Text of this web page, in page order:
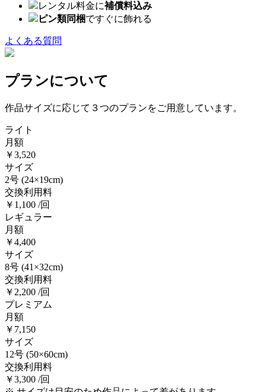
レンタル料金に補償料込み
ピン類同梱ですぐに飾れる
よくある質問
プランについて
作品サイズに応じて３つのプランをご用意しています。
ライト
月額
￥3,520
サイズ
2号 (24×19cm)
交換利用料
￥1,100 /回
レギュラー
月額
￥4,400
サイズ
8号 (41×32cm)
交換利用料
￥2,200 /回
プレミアム
月額
￥7,150
サイズ
12号 (50×60cm)
交換利用料
￥3,300 /回